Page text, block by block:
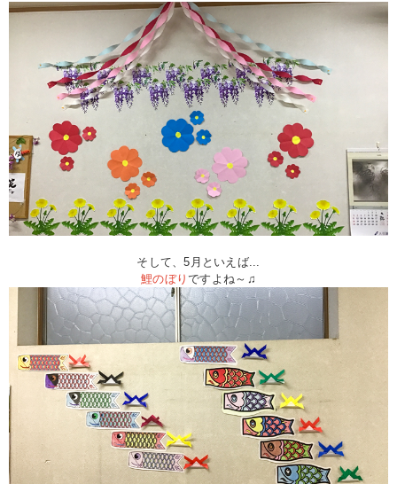
そして、5月といえば...
鯉のぼりですよね～♫